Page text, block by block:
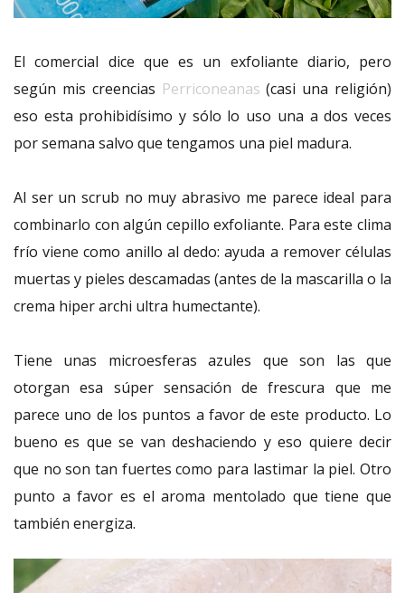
El comercial dice que es un exfoliante diario, pero
según mis creencias Perriconeanas (casi una religión)
eso esta prohibidísimo y sólo lo uso una a dos veces
por semana salvo que tengamos una piel madura.
Al ser un scrub no muy abrasivo me parece ideal para
combinarlo con algún cepillo exfoliante. Para este clima
frío viene como anillo al dedo: ayuda a remover células
muertas y pieles descamadas (antes de la mascarilla o la
crema hiper archi ultra humectante).
Tiene unas microesferas azules que son las que
otorgan esa súper sensación de frescura que me
parece uno de los puntos a favor de este producto. Lo
bueno es que se van deshaciendo y eso quiere decir
que no son tan fuertes como para lastimar la piel. Otro
punto a favor es el aroma mentolado que tiene que
también energiza.